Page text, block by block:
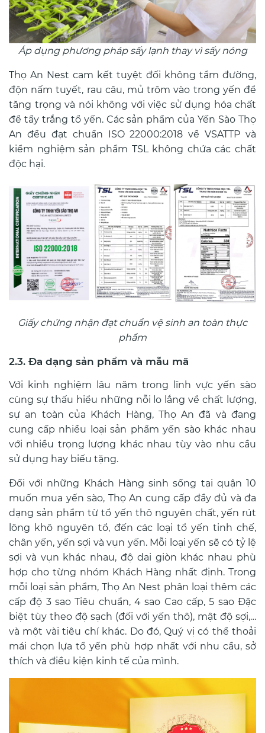
Áp dụng phương pháp sấy lạnh thay vì sấy nóng
Thọ An Nest cam kết tuyệt đối không tẩm đường,
độn nấm tuyết, rau câu, mủ trôm vào trong yến để
tăng trọng và nói không với việc sử dụng hóa chất
để tẩy trắng tổ yến. Các sản phẩm của Yến Sào Thọ
An đều đạt chuẩn ISO 22000:2018 về VSATTP và
kiểm nghiệm sản phẩm TSL không chứa các chất
độc hại.
Giấy chứng nhận đạt chuẩn vệ sinh an toàn thực
phẩm
2.3. Đa dạng sản phẩm và mẫu mã
Với kinh nghiệm lâu năm trong lĩnh vực yến sào
cùng sự thấu hiểu những nỗi lo lắng về chất lượng,
sự an toàn của Khách Hàng, Thọ An đã và đang
cung cấp nhiều loại sản phẩm yến sào khác nhau
với nhiều trọng lượng khác nhau tùy vào nhu cầu
sử dụng hay biếu tặng.
Đối với những Khách Hàng sinh sống tại quận 10
muốn mua yến sào, Thọ An cung cấp đầy đủ và đa
dạng sản phẩm từ tổ yến thô nguyên chất, yến rút
lông khô nguyên tổ, đến các loại tổ yến tinh chế,
chân yến, yến sợi và vụn yến. Mỗi loại yến sẽ có tỷ lệ
sợi và vụn khác nhau, độ dai giòn khác nhau phù
hợp cho từng nhóm Khách Hàng nhất định. Trong
mỗi loại sản phẩm, Thọ An Nest phân loại thêm các
cấp độ 3 sao Tiêu chuẩn, 4 sao Cao cấp, 5 sao Đặc
biệt tùy theo độ sạch (đối với yến thô), mật độ sợi,…
và một vài tiêu chí khác. Do đó, Quý vị có thể thoải
mái chọn lựa tổ yến phù hợp nhất với nhu cầu, sở
thích và điều kiện kinh tế của mình.